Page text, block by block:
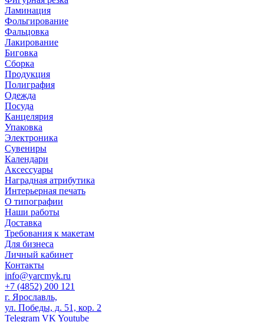
Ламинация
Фольгирование
Фальцовка
Лакирование
Биговка
Сборка
Продукция
Полиграфия
Одежда
Посуда
Канцелярия
Упаковка
Электроника
Сувениры
Календари
Аксессуары
Наградная атрибутика
Интерьерная печать
О типографии
Наши работы
Доставка
Требования к макетам
Для бизнеса
Личный кабинет
Контакты
info@yarcmyk.ru
+7 (4852) 200 121
г. Ярославль,
ул. Победы, д. 51, кор. 2
Telegram VK Youtube